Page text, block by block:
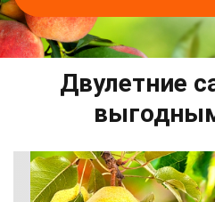
Двулетние